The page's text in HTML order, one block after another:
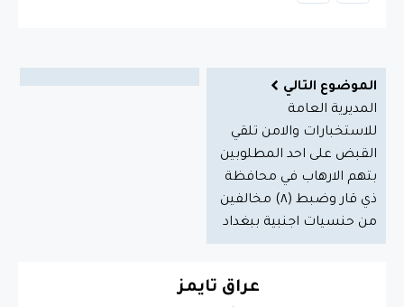
الموضوع التالي
المديرية العامة
للاستخبارات والامن تلقي
القبض على احد المطلوبين
بتهم الارهاب في محافظة
ذي قار وضبط (٨) مخالفين
من حنسيات اجنبية ببغداد
عراق تايمز